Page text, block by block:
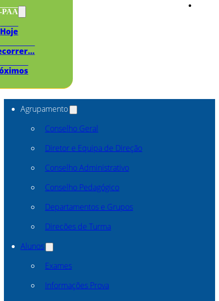
PAA
Hoje
Agrupamento
Conselho Geral
Diretor e Equipa de Direção
Conselho Administrativo
Conselho Pedagógico
Departamentos e Grupos
Direcões de Turma
Alunos
Exames
Informações Prova